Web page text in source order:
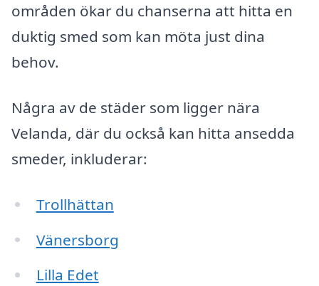
områden ökar du chanserna att hitta en
duktig smed som kan möta just dina
behov.
Några av de städer som ligger nära
Velanda, där du också kan hitta ansedda
smeder, inkluderar:
Trollhättan
Vänersborg
Lilla Edet